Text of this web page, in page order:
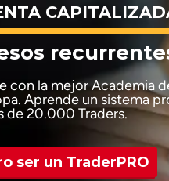
con la mejor Academia
Aprende un sistema
de 20.000 Traders.
ser un TraderPRO